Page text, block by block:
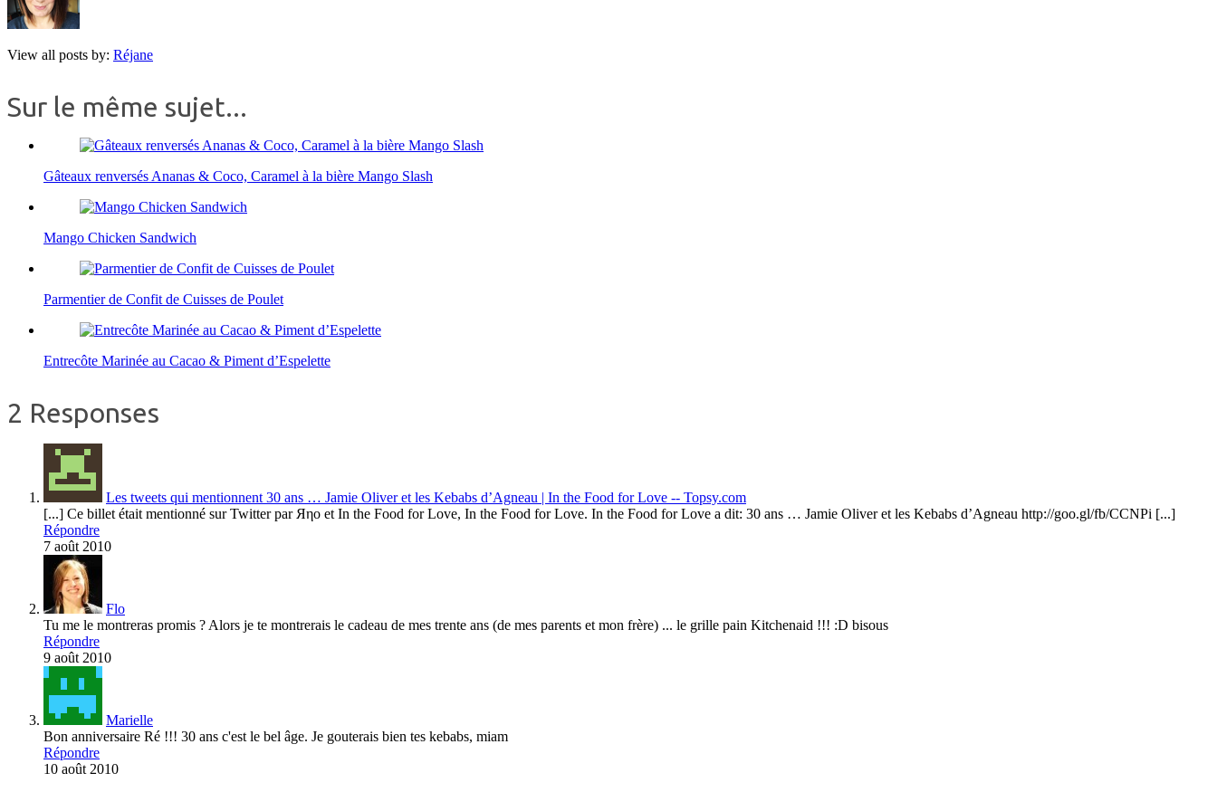
View all posts by: Réjane
Sur le même sujet...
Gâteaux renversés Ananas & Coco, Caramel à la bière Mango Slash
Mango Chicken Sandwich
Parmentier de Confit de Cuisses de Poulet
Entrecôte Marinée au Cacao & Piment d’Espelette
2 Responses
Les tweets qui mentionnent 30 ans … Jamie Oliver et les Kebabs d’Agneau | In the Food for Love -- Topsy.com
[...] Ce billet était mentionné sur Twitter par Яηο et In the Food for Love, In the Food for Love. In the Food for Love a dit: 30 ans … Jamie Oliver et les Kebabs d’Agneau http://goo.gl/fb/CCNPi [...]
Répondre
7 août 2010
Flo
Tu me le montreras promis ? Alors je te montrerais le cadeau de mes trente ans (de mes parents et mon frère) ... le grille pain Kitchenaid !!! :D bisous
Répondre
9 août 2010
Marielle
Bon anniversaire Ré !!! 30 ans c'est le bel âge. Je gouterais bien tes kebabs, miam
Répondre
10 août 2010